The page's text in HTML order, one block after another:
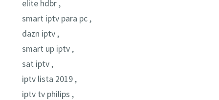
elite hdbr ,
smart iptv para pc ,
dazn iptv ,
smart up iptv ,
sat iptv ,
iptv lista 2019 ,
iptv tv philips ,